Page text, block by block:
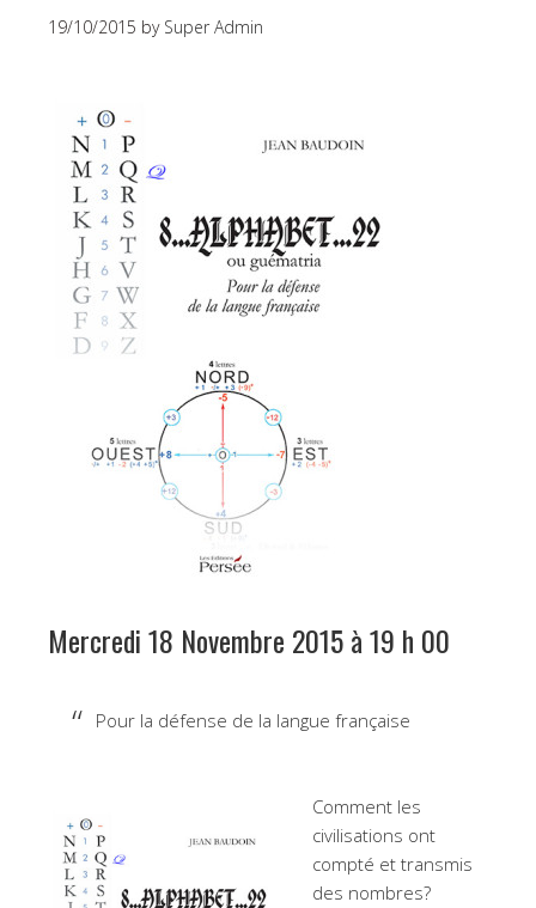
19/10/2015 by Super Admin
Mercredi 18 Novembre 2015 à 19 h 00
Pour la défense de la langue française
Comment les
civilisations ont
compté et transmis
des nombres?